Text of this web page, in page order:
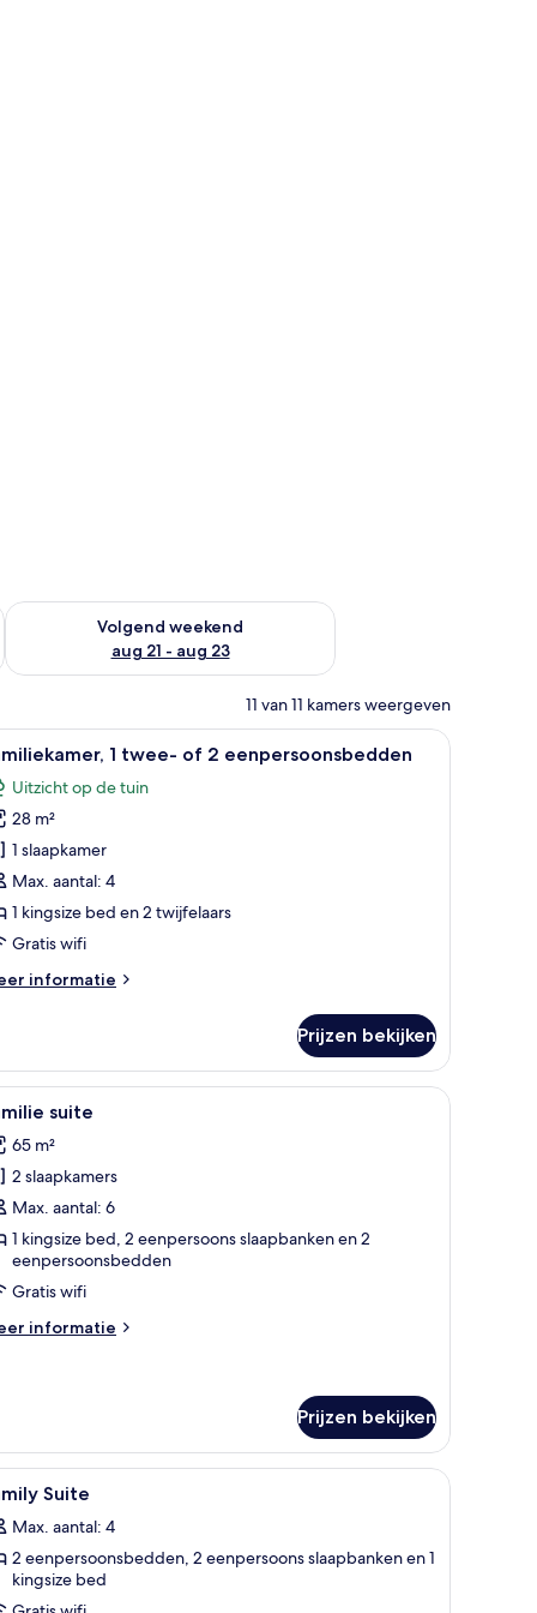
weekend aug 14 - aug 16
Volgend weekend
aug 21 - aug 23
De beschikbaarheid controleren voor volgend weekend aug
11 van 11 kamers weergeven
en een stoel. Een hotelkamer met twee bedden, een
7 1 twee- of 2 eenpersoonsbedden
Uitzicht op de tuin
28 m²
1 slaapkamer
Max. aantal: 4
1 kingsize bed en 2 twijfelaars
Gratis wifi
informatie
Prijzen bekijken
bureau, een stoel en uitzicht op de omgeving.Een hotelkamer met een groot bed, een
9 suite
65 m²
2 slaapkamers
Max. aantal: 6
1 kingsize bed, 2 eenpersoons slaapbanken en 2
eenpersoonsbedden
Gratis wifi
informatie
Prijzen bekijken
een stoel en een televisie.Een hotelkamer met een bed, een bureau,
7 Suite
Max. aantal: 4
2 eenpersoonsbedden, 2 eenpersoons slaapbanken en 1
kingsize bed